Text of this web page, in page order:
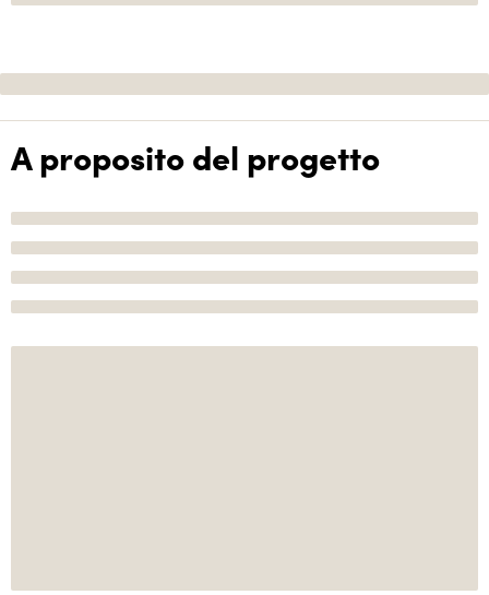
A proposito del progetto